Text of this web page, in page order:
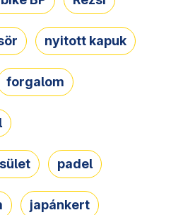
nyitott kapuk
forgalom
padel
japánkert